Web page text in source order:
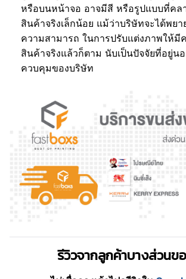
หรือบนหน้าจอ อาจมีสี หรือรูปแบบที่คล
สินค้าจริงเล็กน้อย แม้ว่าบริษัทจะได้พยา
ความสามารถ ในการปรับแต่งภาพให้มี
สินค้าจริงแล้วก็ตาม นับเป็นปัจจัยที่อยู่น
ควบคุมของบริษัท
รีวิวจากลูกค้าบางส่วนข